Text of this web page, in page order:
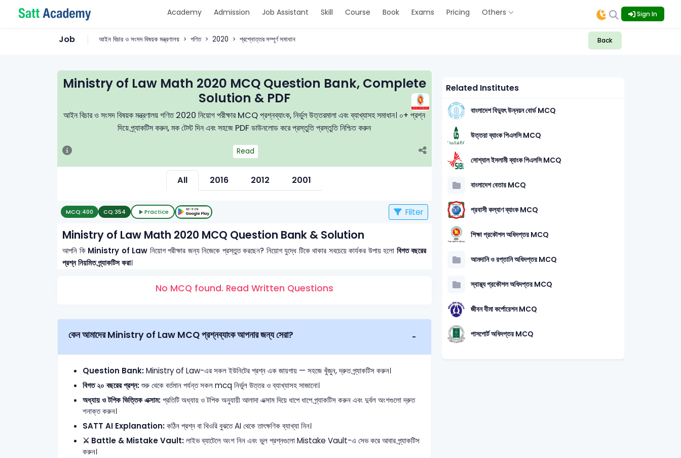
Academy Admission Job Assistant Skill Course Book Exams Pricing Others Sign In
Job আইন বিচার ও সংসদ বিষয়ক মন্ত্রণালয় গণিত 2020 প্রশ্নোত্তর সম্পূর্ণ সমাধান Back
Ministry of Law Math 2020 MCQ Question Bank, Complete
Solution & PDF
আইন বিচার ও সংসদ বিষয়ক মন্ত্রণালয় গণিত 2020 নিয়োগ পরীক্ষার MCQ প্রশ্নব্যাংক, নির্ভুল উত্তরমালা এবং ব্যাখ্যাসহ সমাধান। ০+ প্রশ্ন
দিয়ে প্র্যাকটিস করুন, মক টেস্ট দিন এবং সহজে PDF ডাউনলোড করে প্রস্তুতি প্রস্তুতি নিশ্চিত করুন
Read
All 2016 2012 2001
MCQ:400 CQ:354 Practice Filter
Ministry of Law Math 2020 MCQ Question Bank & Solution
আপনি কি Ministry of Law নিয়োগ পরীক্ষার জন্য নিজেকে প্রস্তুত করছেন? নিয়োগ যুদ্ধে টিকে থাকার সবচেয়ে কার্যকর উপায় হলো বিগত বছরের
প্রশ্ন নিয়মিত প্র্যাকটিস করা।
No MCQ found. Read Written Questions
কেন আমাদের Ministry of Law MCQ প্রশ্নব্যাংক আপনার জন্য সেরা?
Question Bank:Ministry of Law-এর সকল ইউনিটের প্রশ্ন এক জায়গায় — সহজে খুঁজুন, দ্রুত প্র্যাকটিস করুন।
বিগত ২০ বছরের প্রশ্ন:শুরু থেকে বর্তমান পর্যন্ত সকল mcq নির্ভুল উত্তর ও ব্যাখ্যাসহ সাজানো।
অধ্যায় ও টপিক ভিত্তিক এক্সাম:প্রতিটি অধ্যায় ও টপিক অনুযায়ী আলাদা এক্সাম দিয়ে ধাপে ধাপে প্র্যাকটিস করুন এবং দুর্বল অংশগুলো দ্রুত
শনাক্ত করুন।
SATT AI Explanation:কঠিন প্রশ্ন বা থিওরি বুঝতে AI থেকে তাৎক্ষণিক ব্যাখ্যা নিন।
⚔️ Battle & Mistake Vault:লাইভ ব্যাটেলে অংশ নিন এবং ভুল প্রশ্নগুলো Mistake Vault-এ সেভ করে আবার প্র্যাকটিস
করুন।
Related Institutes
বাংলাদেশ বিদ্যুৎ উন্নয়ন বোর্ড MCQ
উত্তরা ব্যাংক পিএলসি MCQ
সোশ্যাল ইসলামী ব্যাংক পিএলসি MCQ
বাংলাদেশ বেতার MCQ
প্রবাসী কল্যাণ ব্যাংক MCQ
শিক্ষা প্রকৌশল অধিদপ্তর MCQ
আমদানি ও রপ্তানি অধিদপ্তর MCQ
স্বাস্থ্য প্রকৌশল অধিদপ্তর MCQ
জীবন বীমা কর্পোরেশন MCQ
পাসপোর্ট অধিদপ্তর MCQ